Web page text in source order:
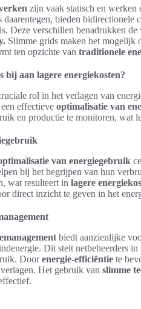
zijn vaak statisch en werken
bieden bidirectionele
Deze verschillen benadrukken
Slimme grids maken het mogelijk
ten opzichte van traditionele
bij aan lagere energiekosten?
rol in het verlagen van
effectieve optimalisatie van
en productie te monitoren,
van energiegebruik
bij het begrijpen van hun
wat resulteert in lagere
direct inzicht te geven in het
biedt aanzienlijke
Dit stelt netbeheerders
Doorenergie-efficiëntie te
Het gebruik van slimme